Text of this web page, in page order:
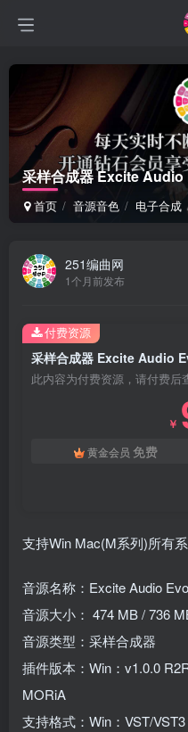
采样合成器 Excite
首页 音源音色 电子合成
251编曲网
1个月前发布
采样合成器 Excite Audio
此内容为付费资源，请付费后
￥
黄金会员 免费
付费资源
支持Win Mac(M系列)所
音源名称：Excite Audio
音源大小： 474 MB / 736
音源类型：采样合成器
插件版本：Win：v1.0.0
MORiA
支持格式：Win：VST/